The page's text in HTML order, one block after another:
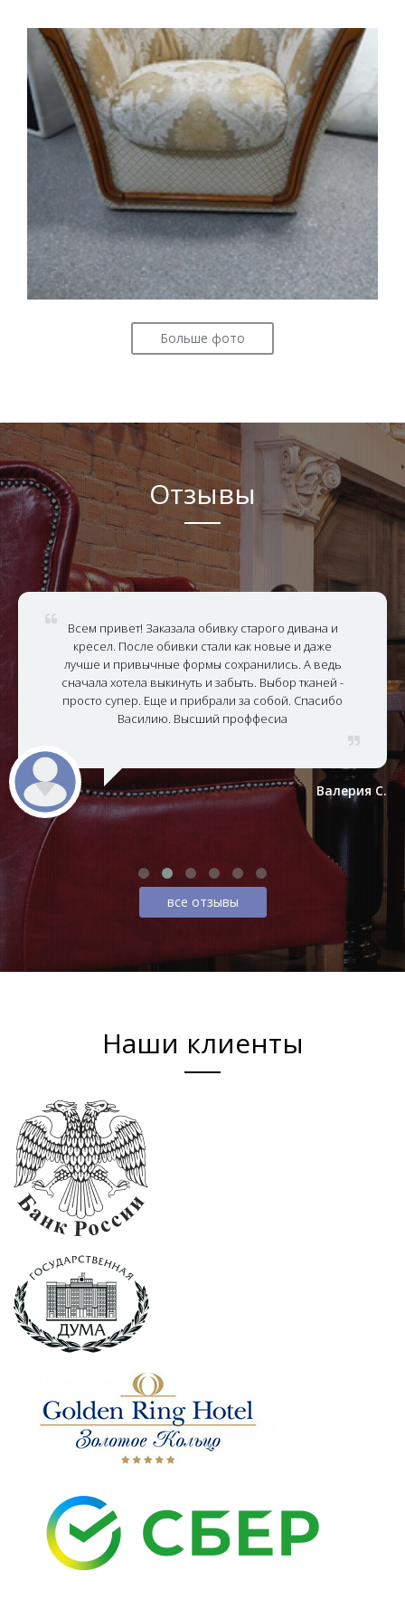
Больше фото
Отзывы
Всем привет! Заказала обивку старого дивана и
кресел. После обивки стали как новые и даже
лучше и привычные формы сохранились. А ведь
сначала хотела выкинуть и забыть. Выбор тканей -
просто супер. Еще и прибрали за собой. Спасибо
Василию. Высший проффесиа
Валерия С.
все отзывы
Наши клиенты